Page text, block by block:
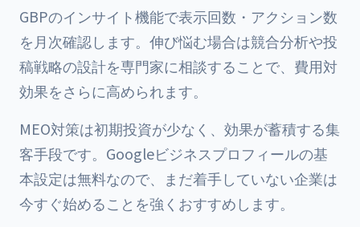
GBPのインサイト機能で表示回数・アクション数
を月次確認します。伸び悩む場合は競合分析や投
稿戦略の設計を専門家に相談することで、費用対
効果をさらに高められます。
MEO対策は初期投資が少なく、効果が蓄積する集
客手段です。Googleビジネスプロフィールの基
本設定は無料なので、まだ着手していない企業は
今すぐ始めることを強くおすすめします。